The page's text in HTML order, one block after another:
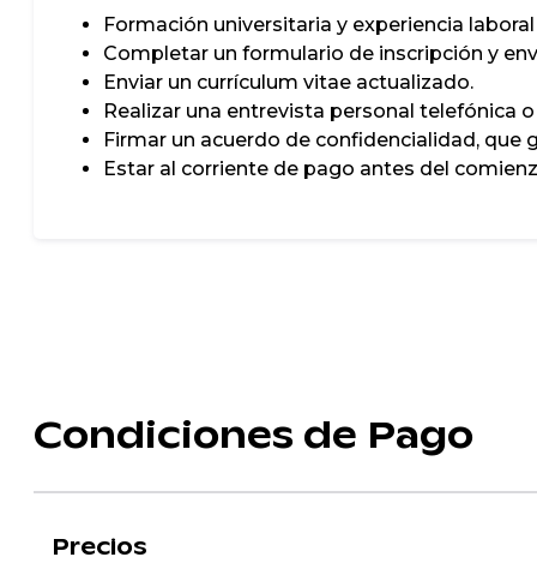
Formación universitaria y experiencia
Completar un formulario de inscripción y
Enviar un currículum vitae actualizado.
Realizar una entrevista personal telefónica
Firmar un acuerdo de confidencialidad,
Estar al corriente de pago antes del
Condiciones de Pago
Precios